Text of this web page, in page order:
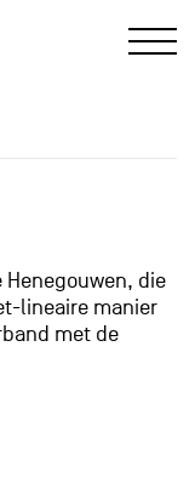
die
lineaire manier
met de